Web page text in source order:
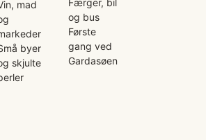
mad
byer
skjulte
Færger, bil
og bus
Første
gang ved
Gardasøen